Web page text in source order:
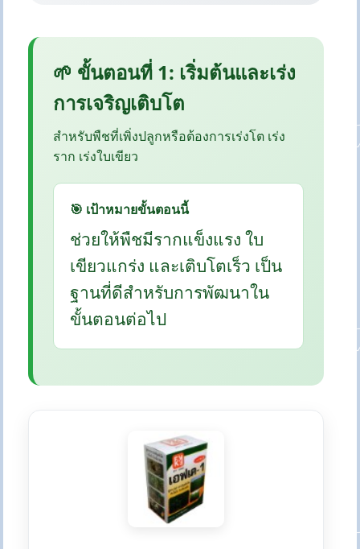
🌱 ขั้นตอนที่ 1: เริ่มต้นและเร่ง
การเจริญเติบโต
สำหรับพืชที่เพิ่งปลูกหรือต้องการเร่งโต เร่ง
ราก เร่งใบเขียว
🎯 เป้าหมายขั้นตอนนี้
ช่วยให้พืชมีรากแข็งแรง ใบ
เขียวแกร่ง และเติบโตเร็ว เป็น
ฐานที่ดีสำหรับการพัฒนาใน
ขั้นตอนต่อไป